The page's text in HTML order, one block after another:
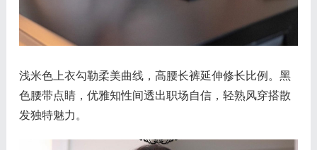
浅米色上衣勾勒柔美曲线，高腰长裤延伸修长比例。黑
色腰带点睛，优雅知性间透出职场自信，轻熟风穿搭散
发独特魅力。